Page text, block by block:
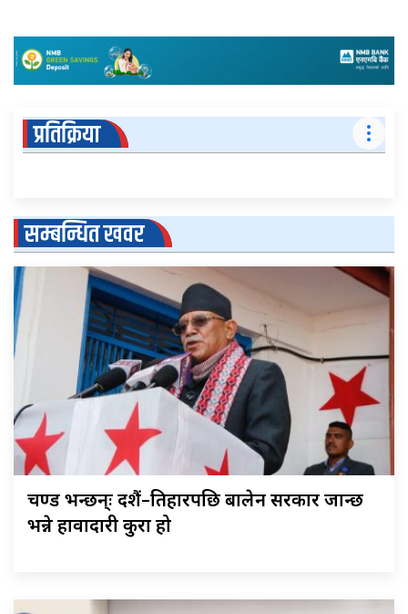
प्रतिक्रिया
सम्बन्धित खवर
प्रचण्ड भन्छन्ः दशैं–तिहारपछि बालेन सरकार जान्छ
भन्ने हावादारी कुरा हो